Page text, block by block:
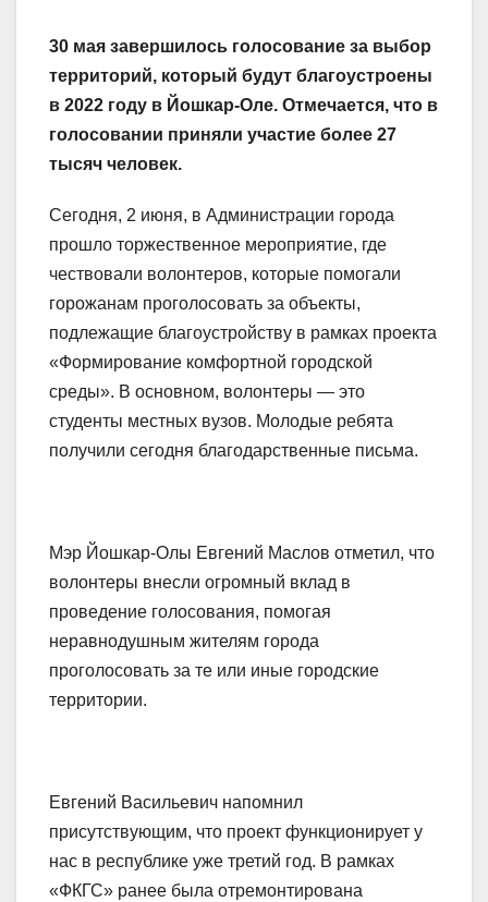
30 мая завершилось голосование за выбор
территорий, который будут благоустроены
в 2022 году в Йошкар-Оле. Отмечается, что в
голосовании приняли участие более 27
тысяч человек.
Сегодня, 2 июня, в Администрации города
прошло торжественное мероприятие, где
чествовали волонтеров, которые помогали
горожанам проголосовать за объекты,
подлежащие благоустройству в рамках проекта
«Формирование комфортной городской
среды». В основном, волонтеры — это
студенты местных вузов. Молодые ребята
получили сегодня благодарственные письма.
Мэр Йошкар-Олы Евгений Маслов отметил, что
волонтеры внесли огромный вклад в
проведение голосования, помогая
неравнодушным жителям города
проголосовать за те или иные городские
территории.
Евгений Васильевич напомнил
присутствующим, что проект функционирует у
нас в республике уже третий год. В рамках
«ФКГС» ранее была отремонтирована